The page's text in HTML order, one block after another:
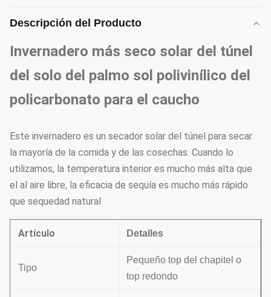
Descripción del Producto
Invernadero más seco solar del túnel
del solo del palmo sol polivinílico del
policarbonato para el caucho
Este invernadero es un secador solar del túnel para secar
la mayoría de la comida y de las cosechas. Cuando lo
utilizamos, la temperatura interior es mucho más alta que
el al aire libre, la eficacia de sequía es mucho más rápido
que sequedad natural
Artículo Detalles
Tipo
Pequeño top del chapitel o
top redondo